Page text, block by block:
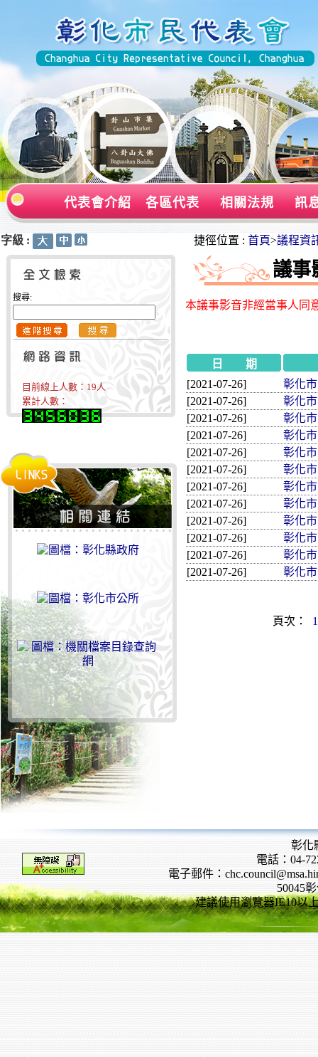
代表會介紹 各區代表 相關法規 訊
字級 :
搜尋:
目前線上人數： 19人
累計人數：
捷徑位置 : 首頁>議程資
議事
本議事影音非經當事人同
日 期
[2021-07-26]
彰化
[2021-07-26]
彰化
[2021-07-26]
彰化
[2021-07-26]
彰化
[2021-07-26]
彰化
[2021-07-26]
彰化
[2021-07-26]
彰化
[2021-07-26]
彰化
[2021-07-26]
彰化
[2021-07-26]
彰化
[2021-07-26]
彰化
[2021-07-26]
彰化
頁次： 1
彰化
電話：04-
電子郵件：
50045
建議使用瀏覽器IE10以